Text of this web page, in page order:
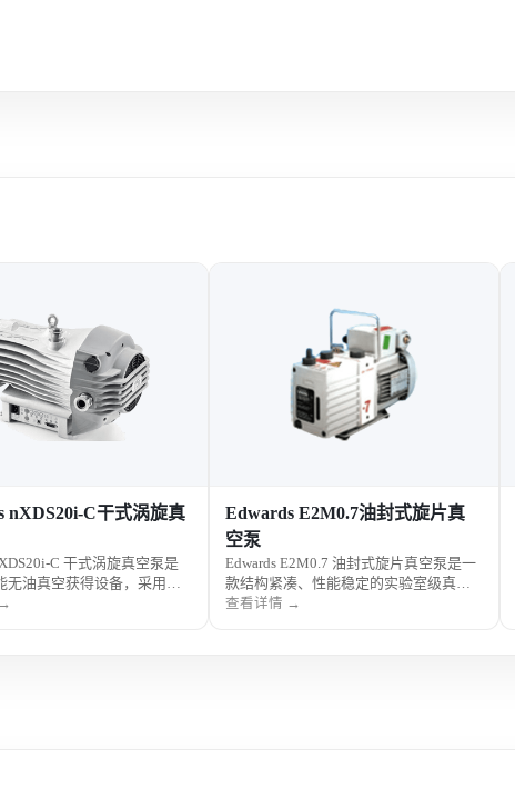
nXDS20i-C干式涡旋真
C 干式涡旋真空泵是
无油真空获得设备，采用先
，实现洁净抽气与稳定运
Edwards E2M0.7油封式旋片真
空泵
Edwards E2M0.7 油封式旋片真空泵是一
款结构紧凑、性能稳定的实验室级真空
获得设备，具备良好的极限真空度与运
查看详情 →